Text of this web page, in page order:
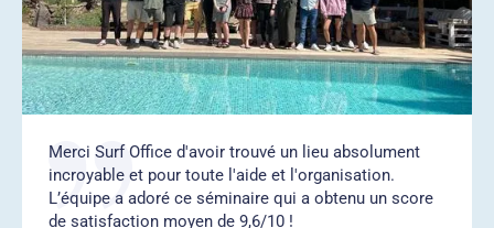
‍Merci Surf Office d'avoir trouvé un lieu absolument
incroyable et pour toute l'aide et l'organisation.
L’équipe a adoré ce séminaire qui a obtenu un score
de satisfaction moyen de 9,6/10 !